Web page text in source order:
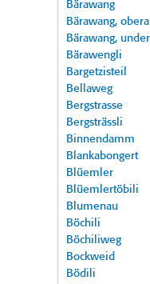
Bärawang
Bärawang,
Bärawang,
Bärawengli
Bargetzisteil
Bellaweg
Bergstrasse
Bergsträssli
Binnendamm
Blankabongert
Blüemler
Blüemlertöbili
Blumenau
Böchili
Böchiliweg
Bockweid
Bödili